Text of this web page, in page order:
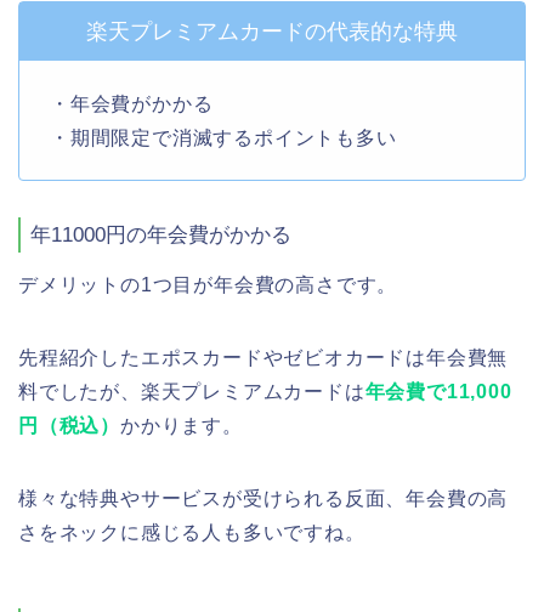
楽天プレミアムカードの代表的な特典
・年会費がかかる
・期間限定で消滅するポイントも多い
年11000円の年会費がかかる
デメリットの1つ目が年会費の高さです。
先程紹介したエポスカードやゼビオカードは年会費無
料でしたが、楽天プレミアムカードは年会費で11,000
円（税込） かかります。
様々な特典やサービスが受けられる反面、年会費の高
さをネックに感じる人も多いですね。